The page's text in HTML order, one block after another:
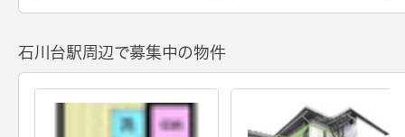
石川台駅周辺で募集中の物件